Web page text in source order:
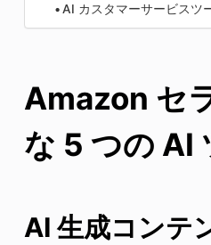
AI カスタマーサービスツ
Amazon セ
な 5 つの AI
AI 生成コンテ